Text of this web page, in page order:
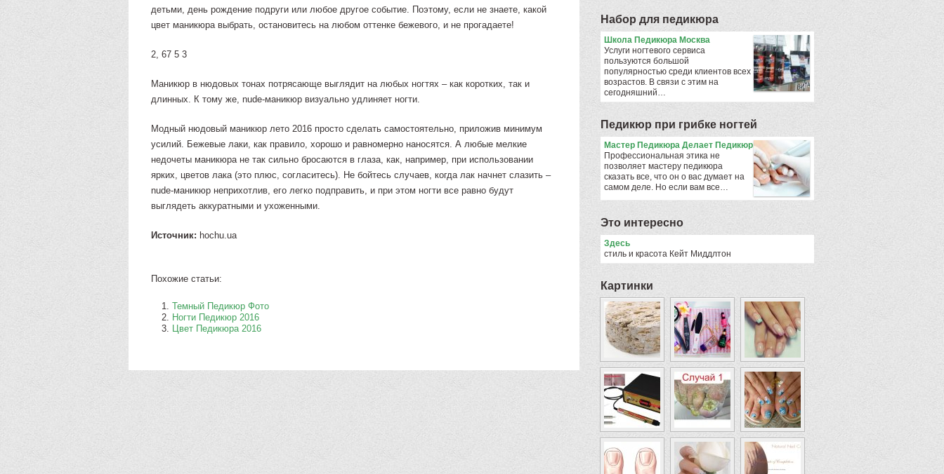
детьми, день рождение подруги или любое другое событие. Поэтому, если не знаете, какой
цвет маникюра выбрать, остановитесь на любом оттенке бежевого, и не прогадаете!
2, 67 5 3
Маникюр в нюдовых тонах потрясающе выглядит на любых ногтях – как коротких, так и
длинных. К тому же, nude-маникюр визуально удлиняет ногти.
Модный нюдовый маникюр лето 2016 просто сделать самостоятельно, приложив минимум
усилий. Бежевые лаки, как правило, хорошо и равномерно наносятся. А любые мелкие
недочеты маникюра не так сильно бросаются в глаза, как, например, при использовании
ярких, цветов лака (это плюс, согласитесь). Не бойтесь случаев, когда лак начнет слазить –
nude-маникюр неприхотлив, его легко подправить, и при этом ногти все равно будут
выглядеть аккуратными и ухоженными.
Источник: hochu.ua
Похожие статьи:
Темный Педикюр Фото
Ногти Педикюр 2016
Цвет Педикюра 2016
Набор для педикюра
Школа Педикюра Москва
Услуги ногтевого сервиса
пользуются большой
популярностью среди клиентов всех
возрастов. В связи с этим на
сегодняшний…
Педикюр при грибке ногтей
Мастер Педикюра Делает Педикюр
Профессиональная этика не
позволяет мастеру педикюра
сказать все, что он о вас думает на
самом деле. Но если вам все…
Это интересно
Здесь
стиль и красота Кейт Миддлтон
Картинки